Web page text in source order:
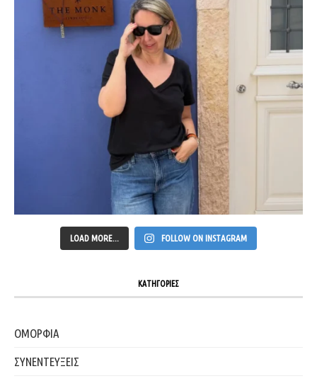
LOAD MORE... FOLLOW ON INSTAGRAM
ΚΑΤΗΓΟΡΙΕΣ
ΟΜΟΡΦΙΑ
ΣΥΝΕΝΤΕΥΞΕΙΣ